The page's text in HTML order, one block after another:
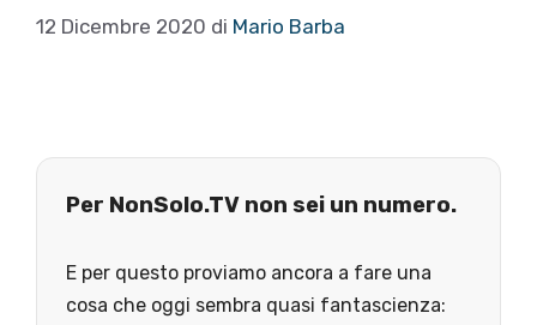
12 Dicembre 2020 di Mario Barba
Per NonSolo.TV non sei un numero.
E per questo proviamo ancora a fare una
cosa che oggi sembra quasi fantascienza: